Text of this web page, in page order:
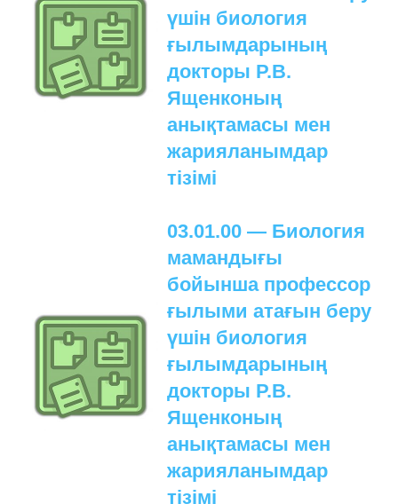
БИОЛОГИЯЛЫҚ НЕГІЗДЕМЕЛЕРДІ
ДАЙЫНДАУ
ТРЕНИНГТЕР МЕН СЕМИНАРЛАР,
ДАЛАЛЫҚ ЭКСКУРСИЯЛАР
ҰЙЫМДАСТЫРУ
ДАЛАЛЫҚ ТӘЖІРИБЕЛЕРДІ,
ТАҒЫЛЫМДАМАЛАРДЫ
ҰЙЫМДАСТЫРУ
үшін биология
ғылымдарының
докторы Р.В.
Ященконың
анықтамасы мен
жарияланымдар
тізімі
03.01.00 — Биология
мамандығы
бойынша профессор
ғылыми атағын беру
үшін биология
ғылымдарының
докторы Р.В.
Ященконың
анықтамасы мен
жарияланымдар
тізімі